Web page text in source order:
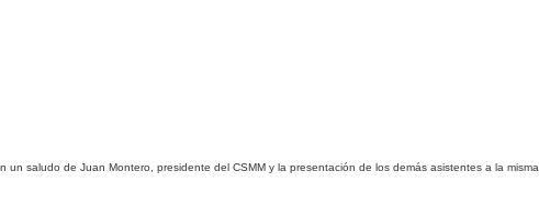
un saludo de Juan Montero, presidente del CSMM y la presentación de los demás asistentes a la misma.